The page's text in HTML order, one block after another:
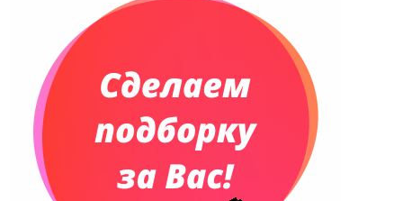
Телефонные книжки
Сумки и Рюкзаки
Сумки для планшетов и ноутбуков
Рюкзаки
Конференц-сумки
Сумки для покупок промо